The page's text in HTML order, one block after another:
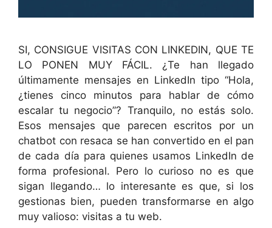
SI, CONSIGUE VISITAS CON LINKEDIN, QUE TE
LO PONEN MUY FÁCIL. ¿Te han llegado
últimamente mensajes en LinkedIn tipo “Hola,
¿tienes cinco minutos para hablar de cómo
escalar tu negocio”? Tranquilo, no estás solo.
Esos mensajes que parecen escritos por un
chatbot con resaca se han convertido en el pan
de cada día para quienes usamos LinkedIn de
forma profesional. Pero lo curioso no es que
sigan llegando… lo interesante es que, si los
gestionas bien, pueden transformarse en algo
muy valioso: visitas a tu web.